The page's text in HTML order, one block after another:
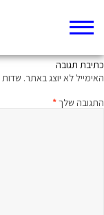
כתיבת תגובה
האימייל לא יוצג באתר. שדות
התגובה שלך*